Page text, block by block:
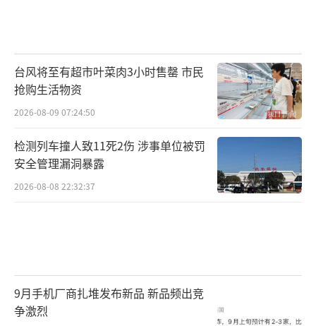
台风将至有超市叶菜肉3小时售罄 市民
抢购生活物资
2026-08-09 07:24:50
检测列车撞人致11死2伤 涉事单位被罚
安全管理漏洞暴露
2026-08-08 22:32:37
9月手机厂商扎堆发布新品 新品频出竞
争激烈